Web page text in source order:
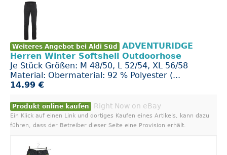
Weiteres Angebot bei Aldi Süd
ADVENTURIDGE
Herren Winter Softshell Outdoorhose
Je Stück Größen: M 48/50, L 52/54, XL 56/58
Material: Obermaterial: 92 % Polyester (...
14.99 €
Produkt online kaufen Right Now on eBay
Ein Klick auf einen Link und dortiges Kaufen eines Artikels, kann dazu
führen, dass der Betreiber dieser Seite eine Provision erhält.